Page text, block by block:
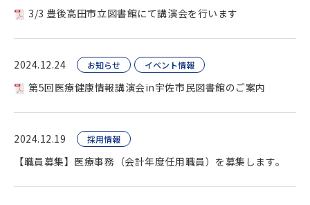
3/3 豊後高田市立図書館にて講演会を行います
2024.12.24 お知らせ イベント情報
第5回医療健康情報講演会in宇佐市民図書館のご案内
2024.12.19 採用情報
【職員募集】医療事務（会計年度任用職員）を募集します。